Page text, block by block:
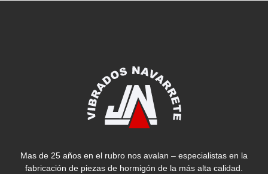
Mas de 25 años en el rubro nos avalan – especialistas en la
fabricación de piezas de hormigón de la más alta calidad.